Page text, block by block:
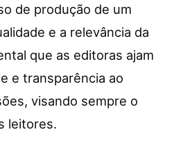
de produção de um
e a relevância da
que as editoras ajam
e transparência ao
visando sempre o
leitores.